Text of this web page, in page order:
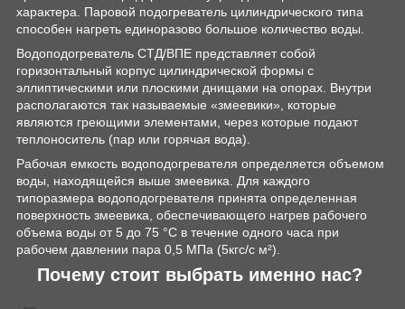
характера. Паровой подогреватель цилиндрического типа
способен нагреть единоразово большое количество воды.
Водоподогреватель СТД/ВПЕ представляет собой
горизонтальный корпус цилиндрической формы с
эллиптическими или плоскими днищами на опорах. Внутри
располагаются так называемые «змеевики», которые
являются греющими элементами, через которые подают
теплоноситель (пар или горячая вода).
Рабочая емкость водоподогревателя определяется объемом
воды, находящейся выше змеевика. Для каждого
типоразмера водоподогревателя принята определенная
поверхность змеевика, обеспечивающего нагрев рабочего
объема воды от 5 до 75 °С в течение одного часа при
рабочем давлении пара 0,5 МПа (5кгс/с м²).
Почему стоит выбрать именно нас?